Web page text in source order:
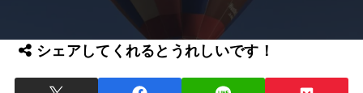
シェアしてくれるとうれしいです！